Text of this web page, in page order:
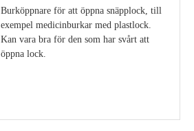
Burköppnare för att öppna snäpplock, till
exempel medicinburkar med plastlock.
Kan vara bra för den som har svårt att
öppna lock.